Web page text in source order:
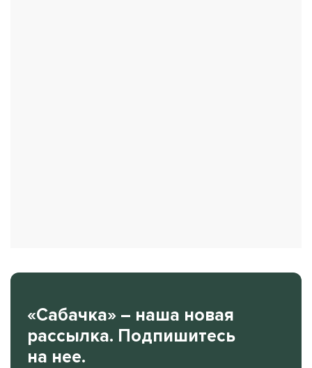
«Сабачка» – наша новая
рассылка. Подпишитесь
на нее.